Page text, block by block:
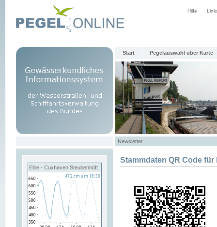
Hilfe
Start Pegelauswahl über Karte
Newsletter
Elbe - Cuxhaven Steubenhöft
Stammdaten QR Code für